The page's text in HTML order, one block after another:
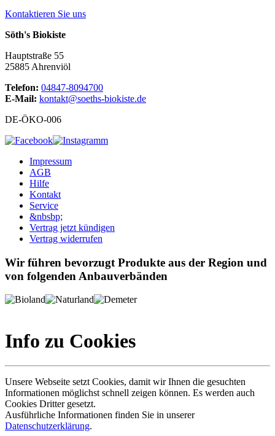
Kontaktieren Sie uns
Söth's Biokiste
Hauptstraße 55
25885 Ahrenviöl
Telefon: 04847-8094700
E-Mail: kontakt@soeths-biokiste.de
DE-ÖKO-006
Impressum
AGB
Hilfe
Kontakt
Service
&nbsbp;
Vertrag jetzt kündigen
Vertrag widerrufen
Wir führen bevorzugt Produkte aus der Region und
von folgenden Anbauverbänden
Info zu Cookies
Unsere Webseite setzt Cookies, damit wir Ihnen die gesuchten
Informationen möglichst schnell zeigen können. Es werden auch
Cookies Dritter gesetzt.
Ausführliche Informationen finden Sie in unserer
Datenschutzerklärung.